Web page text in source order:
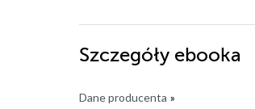
Szczegóły ebooka
Dane producenta »